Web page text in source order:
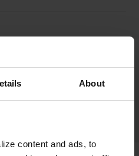
About
content and ads, to
sekundarnim krovom
vodonepropusnim